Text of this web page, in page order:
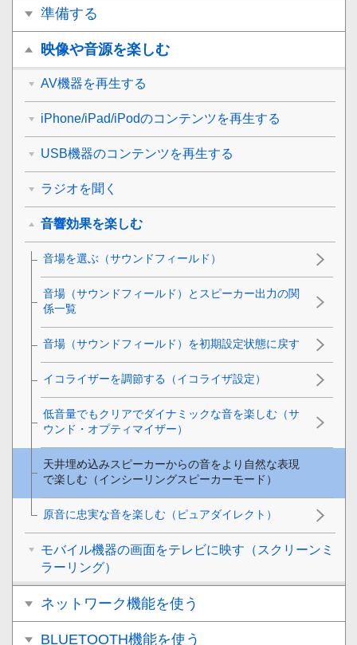
準備する
映像や音源を楽しむ
AV機器を再生する
iPhone/iPad/iPodのコンテンツを再生する
USB機器のコンテンツを再生する
ラジオを聞く
音響効果を楽しむ
音場を選ぶ（サウンドフィールド）
音場（サウンドフィールド）とスピーカー出力の関
係一覧
音場（サウンドフィールド）を初期設定状態に戻す
イコライザーを調節する（イコライザ設定）
低音量でもクリアでダイナミックな音を楽しむ（サ
ウンド・オプティマイザー）
天井埋め込みスピーカーからの音をより自然な表現
で楽しむ（インシーリングスピーカーモード）
原音に忠実な音を楽しむ（ ピュアダイレクト ）
モバイル機器の画面をテレビに映す（スクリーンミ
ラーリング）
ネットワーク機能を使う
BLUETOOTH機能を使う